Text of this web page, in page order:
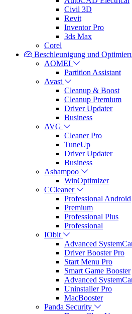
Civil 3D
Revit
Inventor Pro
3ds Max
Corel
Beschleunigung und
AOMEI
Partition Assistant
Avast
Cleanup & Boost
Cleanup Premium
Driver Updater
Business
AVG
Cleaner Pro
TuneUp
Driver Updater
Business
Ashampoo
WinOptimizer
CCleaner
Professional Android
Premium
Professional Plus
Professional
IObit
Advanced
Driver Booster Pro
Start Menu Pro
Smart Game Booster
Advanced
Uninstaller Pro
MacBooster
Panda Security